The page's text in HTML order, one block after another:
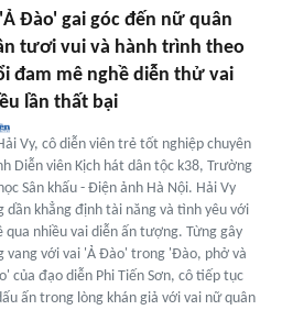
Đào' gai góc đến nữ quân
tươi vui và hành trình theo
đam mê nghề diễn thử vai
lần thất bại
Vy, cô diễn viên trẻ tốt nghiệp chuyên
Diễn viên Kịch hát dân tộc k38, Trường
Sân khấu - Điện ảnh Hà Nội. Hải Vy
dần khẳng định tài năng và tình yêu với
qua nhiều vai diễn ấn tượng. Từng gây
vang với vai 'Ả Đào' trong 'Đào, phở và
của đạo diễn Phi Tiến Sơn, cô tiếp tục
ấn trong lòng khán giả với vai nữ quân